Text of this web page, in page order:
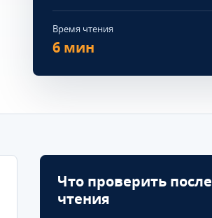
Время чтения
6 мин
Что проверить после
чтения